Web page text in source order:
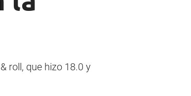
roll, que hizo 18.0 y